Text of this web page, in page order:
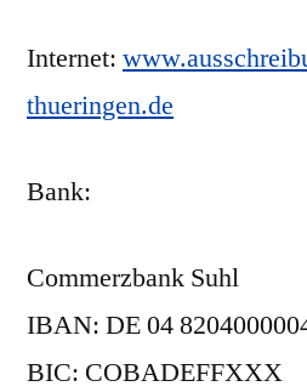
Internet:
thueringen.de
Bank:
Commerzbank Suhl
IBAN: DE 04
BIC: COBADEFFXXX